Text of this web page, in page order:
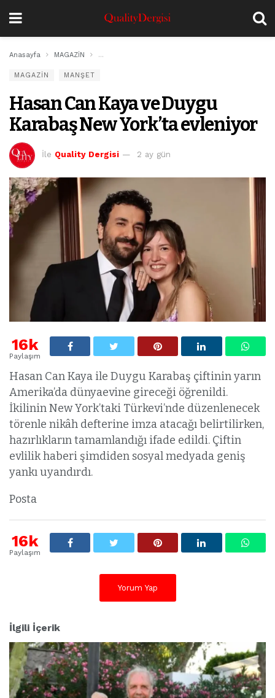
Anasayfa MAGAZİN Hasan Can Kaya ve Duygu Karabaş New York’ta
MAGAZİN MANŞET
Hasan Can Kaya ve Duygu
Karabaş New York’ta evleniyor
İle Quality Dergisi 2 ay gün
16k
Paylaşım
Hasan Can Kaya ile Duygu Karabaş çiftinin yarın
Amerika’da dünyaevine gireceği öğrenildi.
İkilinin New York’taki Türkevi’nde düzenlenecek
törenle nikâh defterine imza atacağı belirtilirken,
hazırlıkların tamamlandığı ifade edildi. Çiftin
evlilik haberi şimdiden sosyal medyada geniş
yankı uyandırdı.
Posta
16k
Paylaşım
Yorum Yap
İlgili İçerik